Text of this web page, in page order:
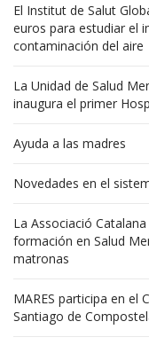
El Institut de Salut
euros para estudiar el
contaminación del aire
La Unidad de Salud
inaugura el primer
Ayuda a las madres
Novedades en el
La Associació
formación en Salud
matronas
MARES participa en el
Santiago de